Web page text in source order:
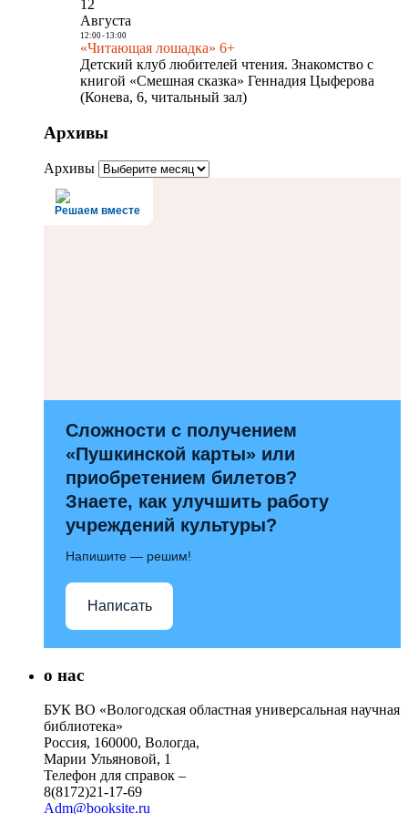
12
Августа
12:00- 13:00
«Читающая лошадка» 6+
Детский клуб любителей чтения. Знакомство с
книгой «Смешная сказка» Геннадия Цыферова
(Конева, 6, читальный зал)
Архивы
Архивы
Решаем вместе
Сложности с получением
«Пушкинской карты» или
приобретением билетов?
Знаете, как улучшить работу
учреждений культуры?
Напишите — решим!
Написать
о нас
БУК ВО «Вологодская областная универсальная научная
библиотека»
Россия, 160000, Вологда,
Марии Ульяновой, 1
Телефон для справок –
8(8172)21-17-69
Adm@booksite.ru